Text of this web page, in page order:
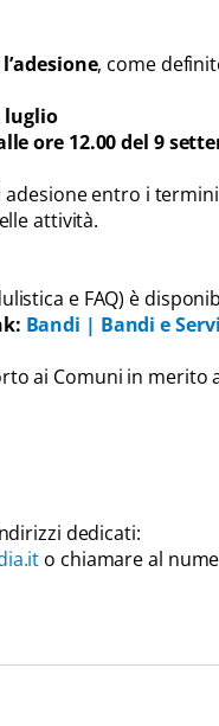
, come
luglio
ore 12.00 del 9
adesione entro i termini
attività.
e FAQ) è
Bandi | Bandi e
ai Comuni in merito
dedicati:
o chiamare al